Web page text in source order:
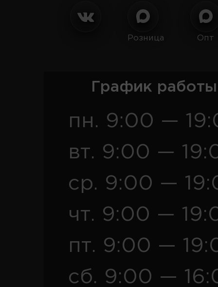
Розница Опт
График
пн. 9:00 —
вт. 9:00 —
ср. 9:00 —
чт. 9:00 —
пт. 9:00 —
сб. 9:00 —